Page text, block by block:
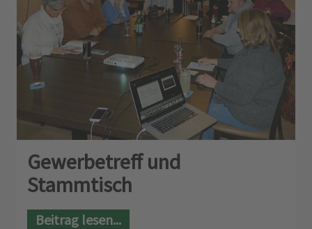
Gewerbetreff und
Stammtisch
Beitrag lesen...